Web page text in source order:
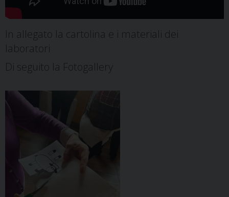
In allegato la cartolina e i materiali dei
laboratori
Di seguito la Fotogallery